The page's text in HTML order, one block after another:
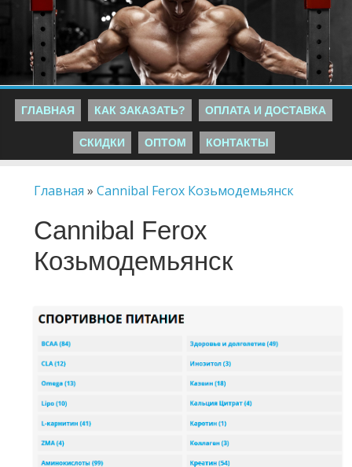
ГЛАВНАЯ КАК ЗАКАЗАТЬ? ОПЛАТА И ДОСТАВКА
СКИДКИ ОПТОМ КОНТАКТЫ
Главная »Cannibal Ferox Козьмодемьянск
Cannibal Ferox
Козьмодемьянск